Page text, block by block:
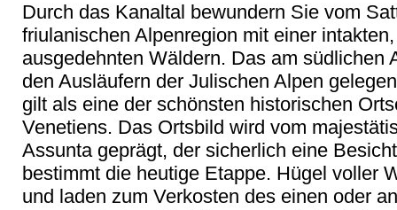
Durch das Kanaltal bewundern Sie vom
friulanischen Alpenregion mit einer
ausgedehnten Wäldern. Das am südlichen
den Ausläufern der Julischen Alpen
gilt als eine der schönsten historischen
Venetiens. Das Ortsbild wird vom
Assunta geprägt, der sicherlich eine
bestimmt die heutige Etappe. Hügel voller
und laden zum Verkosten des einen oder